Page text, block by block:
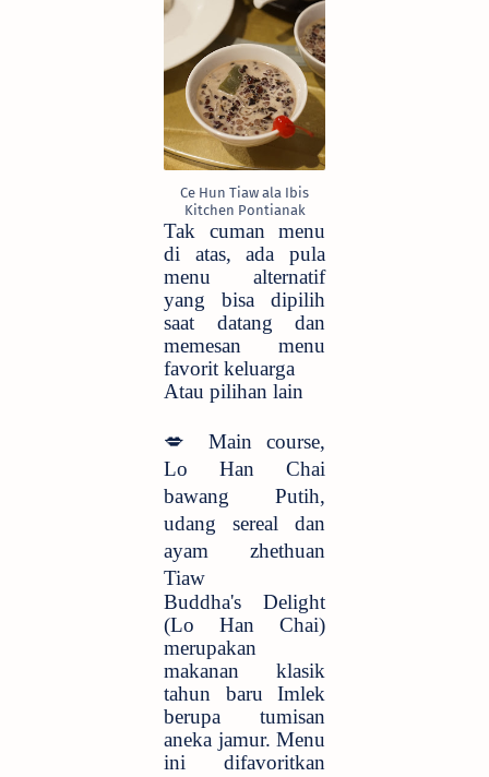
Ce Hun Tiaw ala Ibis
Kitchen Pontianak
Tak cuman menu
di atas, ada pula
menu alternatif
yang bisa dipilih
saat datang dan
memesan menu
favorit keluarga
Atau pilihan lain
💋
Main course,
Lo Han Chai
bawang Putih,
udang sereal dan
ayam zhethuan
Tiaw
Buddha's Delight
(Lo Han Chai)
merupakan
makanan klasik
tahun baru Imlek
berupa tumisan
aneka jamur. Menu
ini difavoritkan